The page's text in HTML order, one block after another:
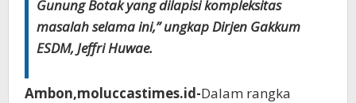
Gunung Botak yang dilapisi kompleksitas
masalah selama ini,” ungkap Dirjen Gakkum
ESDM, Jeffri Huwae.
Ambon,moluccastimes.id-Dalam rangka